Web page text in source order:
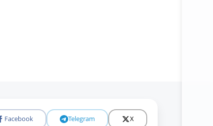
Facebook Telegram X